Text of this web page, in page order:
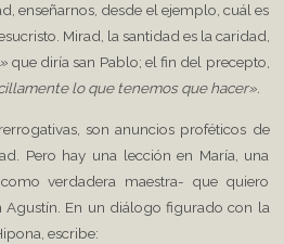
enseñarnos, desde el ejemplo, cuál es
Mirad, la santidad es la caridad,
que diría san Pablo; el fin del precepto,
lo que tenemos que hacer».
son anuncios proféticos de
Pero hay una lección en María, una
verdadera maestra- que quiero
Agustín. En un diálogo figurado con la
escribe: